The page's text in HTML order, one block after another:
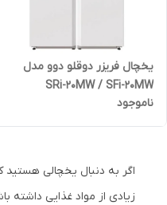
یخچال فریزر دوقلو دوو مدل
SRi-20MW / SFi-20MW
ناموجود
اگر به دنبال یخچالی
زیادی از مواد غذایی داشته